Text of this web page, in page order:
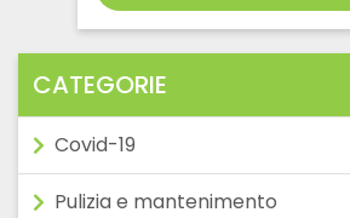
€28,78
a
€30,30
CATEGORIE
Covid-19
Pulizia e mantenimento